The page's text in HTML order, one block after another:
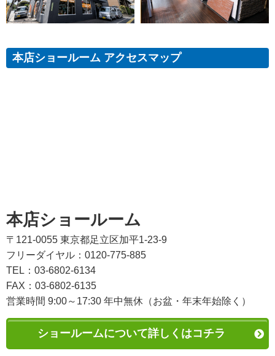
本店ショールーム アクセスマップ
本店ショールーム
〒121-0055 東京都足立区加平1-23-9
フリーダイヤル：0120-775-885
TEL：03-6802-6134
FAX：03-6802-6135
営業時間 9:00～17:30 年中無休（お盆・年末年始除く）
ショールームについて詳しくはコチラ